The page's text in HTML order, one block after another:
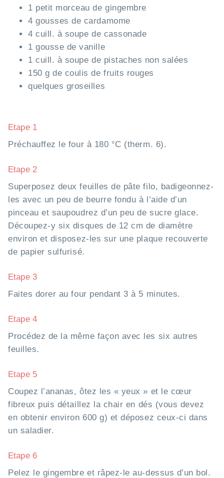
1 petit morceau de gingembre
4 gousses de cardamome
4 cuill. à soupe de cassonade
1 gousse de vanille
1 cuill. à soupe de pistaches non salées
150 g de coulis de fruits rouges
quelques groseilles
Etape 1
Préchauffez le four à 180 °C (therm. 6).
Etape 2
Superposez deux feuilles de pâte filo, badigeonnez-
les avec un peu de beurre fondu à l’aide d’un
pinceau et saupoudrez d’un peu de sucre glace.
Découpez-y six disques de 12 cm de diamètre
environ et disposez-les sur une plaque recouverte
de papier sulfurisé.
Etape 3
Faites dorer au four pendant 3 à 5 minutes.
Etape 4
Procédez de la même façon avec les six autres
feuilles.
Etape 5
Coupez l’ananas, ôtez les « yeux » et le cœur
fibreux puis détaillez la chair en dés (vous devez
en obtenir environ 600 g) et déposez ceux-ci dans
un saladier.
Etape 6
Pelez le gingembre et râpez-le au-dessus d’un bol.